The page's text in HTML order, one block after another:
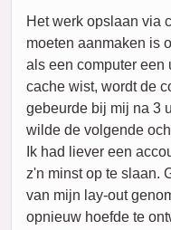
Het werk opslaan via
moeten aanmaken is
als een computer een
cache wist, wordt de
gebeurde bij mij na 3
wilde de volgende
Ik had liever een
z'n minst op te slaan.
van mijn lay-out
opnieuw hoefde te